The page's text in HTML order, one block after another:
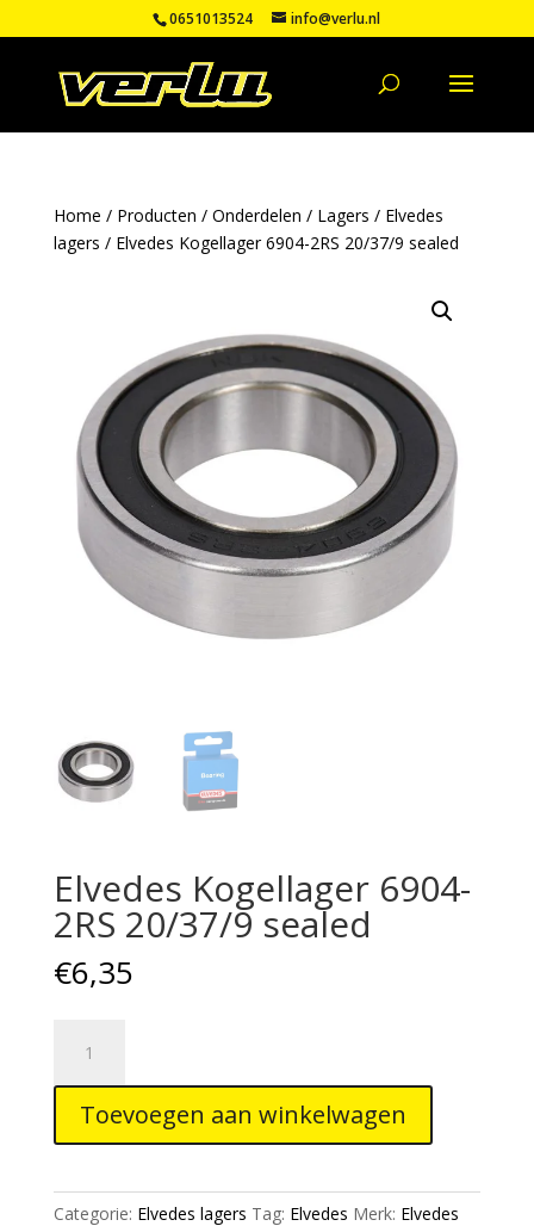
0651013524 info@verlu.nl
Home / Producten / Onderdelen / Lagers / Elvedes
lagers / Elvedes Kogellager 6904-2RS 20/37/9 sealed
Elvedes Kogellager 6904-
2RS 20/37/9 sealed
€6,35
Kogellager
6904-
2RS
20/37/9
aantal
Toevoegen aan winkelwagen
Categorie: Elvedes lagers Tag: Elvedes Merk: Elvedes